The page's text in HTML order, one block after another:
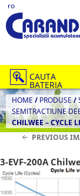
ro
CAUTA
BATERIA
HOME / PRODUSE/
SEMITRACTIUNE
CHILWEE – CYCLE
PREVIOUS
3-EVF-200A